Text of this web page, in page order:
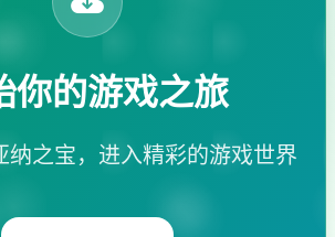
你的游戏之旅
纳之宝，进入精彩的游戏世界